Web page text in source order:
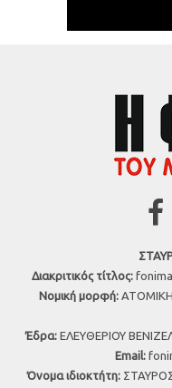
Διακριτικός τίτλος:
Νομική μορφή: ΑΤΟΜΙΚΗ
Έδρα: ΕΛΕΥΘΕΡΙΟΥ
Εmail:
Όνομα ιδιοκτήτη: